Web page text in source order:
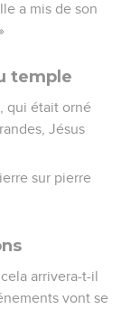
a mis de son
temple
qui était orné
Jésus
sur pierre
arrivera-t-il
vont se